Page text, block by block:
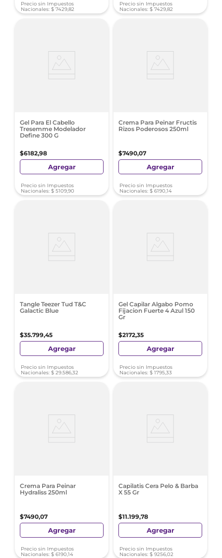
Precio sin Impuestos
Nacionales: $ 7429,82
Precio sin Impuestos
Nacionales: $ 7429,82
Gel Para El Cabello
Tresemme Modelador
Define 300 G
$6182,98
Agregar
Precio sin Impuestos
Nacionales: $ 5109,90
Crema Para Peinar Fructis
Rizos Poderosos 250ml
$7490,07
Agregar
Precio sin Impuestos
Nacionales: $ 6190,14
Tangle Teezer Tud T&C
Galactic Blue
$35.799,45
Agregar
Precio sin Impuestos
Nacionales: $ 29.586,32
Gel Capilar Algabo Pomo
Fijacion Fuerte 4 Azul 150
Gr
$2172,35
Agregar
Precio sin Impuestos
Nacionales: $ 1795,33
Crema Para Peinar
Hydraliss 250ml
$7490,07
Agregar
Precio sin Impuestos
Nacionales: $ 6190,14
Capilatis Cera Pelo & Barba
X 55 Gr
$11.199,78
Agregar
Precio sin Impuestos
Nacionales: $ 9256,02